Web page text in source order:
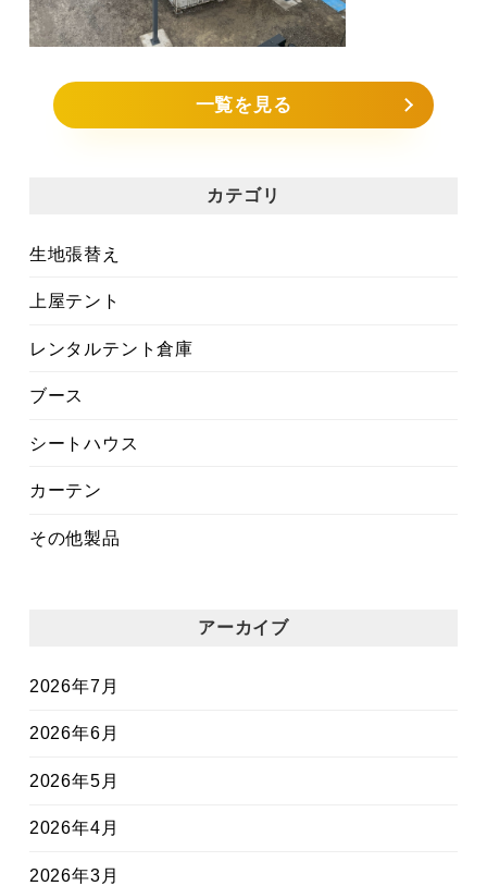
一覧を見る
カテゴリ
生地張替え
上屋テント
レンタルテント倉庫
ブース
シートハウス
カーテン
その他製品
アーカイブ
2026年7月
2026年6月
2026年5月
2026年4月
2026年3月